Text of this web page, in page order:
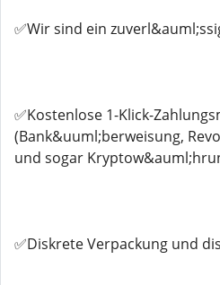
✅Wir sind ein
✅Kostenlose 1-Klick-
(Bank&uuml;berweisung,
und sogar
✅Diskrete Verpackung und